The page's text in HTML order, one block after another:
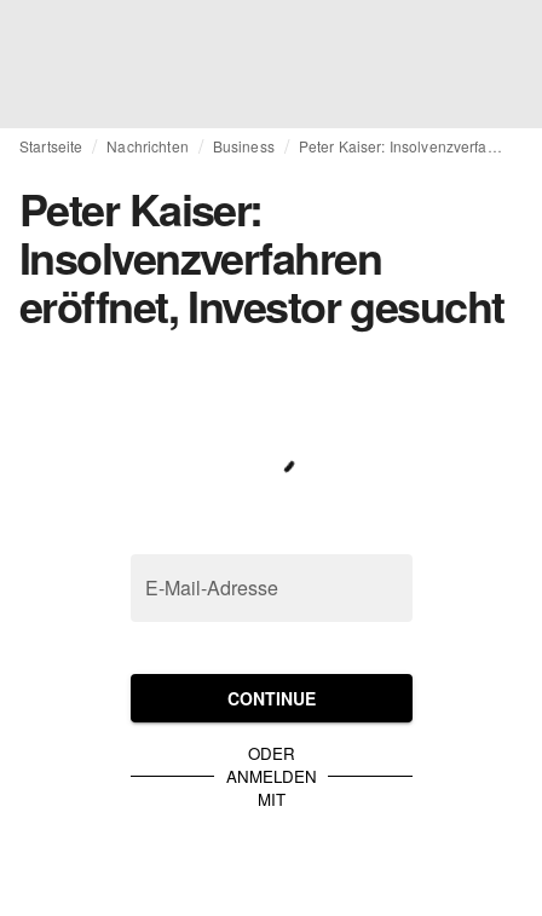
Startseite Nachrichten Business
Peter Kaiser:
Insolvenzverfahren
eröffnet, Investor gesucht
E-Mail-Adresse
CONTINUE
ODER
ANMELDEN
MIT